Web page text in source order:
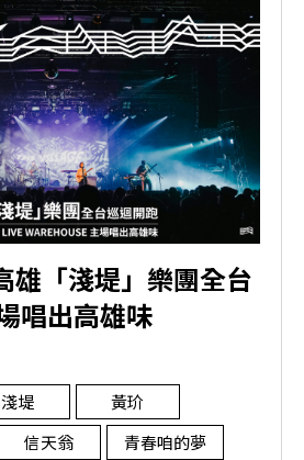
雄「淺堤」樂團全台
唱出高雄味
淺堤
黃玠
信天翁 青春咱的夢